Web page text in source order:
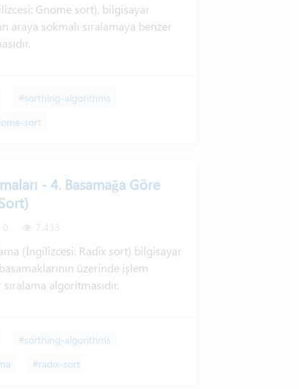
Gnome sort), bilgisayar
araya sokmalı sıralamaya benzer
#sorthing-algorithms
sort
- 4. Basamağa Göre
0 7.433
(İngilizcesi: Radix sort) bilgisayar
üzerinde işlem
algoritmasıdır.
#sorthing-algorithms
#radix-sort